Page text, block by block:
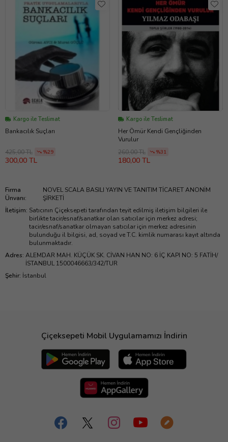
Kargo ile Teslimat
Bankacılık Suçları
425,00 TL %29
300,00 TL
Kargo ile Teslimat
Her Ömür Kendi Gençliğinden
Vurulur
260,00 TL
%31
180,00 TL
Firma
Ünvanı:
NOVEL SCALA BASILI YAYIN VE TANITIM TİCARET ANONİM
ŞİRKETİ
İletişim: Satıcının Çiçeksepeti tarafından teyit edilmiş iletişim bilgileri ile
birlikte tacir/esnaf/sanatkar olan satıcılar için merkez adresi;
tacir/esnaf/sanatkar olmayan satıcılar için merkez adresinin
bulunduğu il bilgisi, ad, soyad ve T.C. kimlik numarası kayıt altında
bulunmaktadır.
Adres: ALEMDAR MAH. KÜÇÜK SK. CİVAN HAN NO: 6 İÇ KAPI NO: 5 FATİH/
İSTANBUL 1500046663/342/TUR
Şehir: İstanbul
Çiçeksepeti Mobil Uygulamamızı İndirin